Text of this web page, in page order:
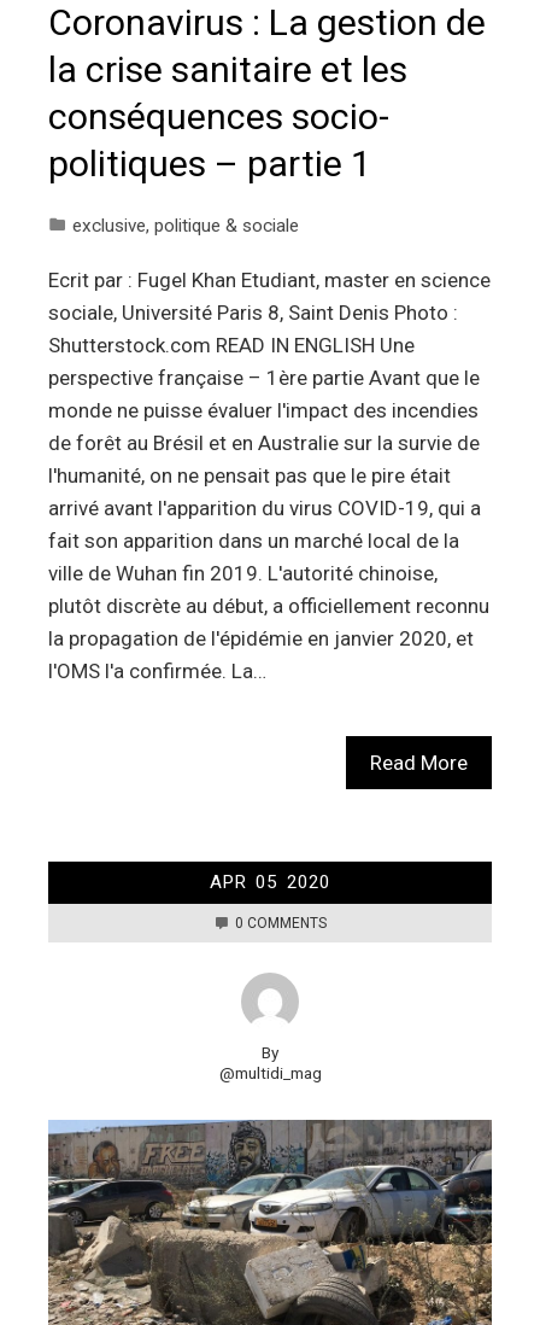
Coronavirus : La gestion de
la crise sanitaire et les
conséquences socio-
politiques – partie 1
exclusive, politique & sociale
Ecrit par : Fugel Khan Etudiant, master en science
sociale, Université Paris 8, Saint Denis Photo :
Shutterstock.com READ IN ENGLISH Une
perspective française – 1ère partie Avant que le
monde ne puisse évaluer l'impact des incendies
de forêt au Brésil et en Australie sur la survie de
l'humanité, on ne pensait pas que le pire était
arrivé avant l'apparition du virus COVID-19, qui a
fait son apparition dans un marché local de la
ville de Wuhan fin 2019. L'autorité chinoise,
plutôt discrète au début, a officiellement reconnu
la propagation de l'épidémie en janvier 2020, et
l'OMS l'a confirmée. La…
Read More
APR 05 2020
0 COMMENTS
By
@multidi_mag